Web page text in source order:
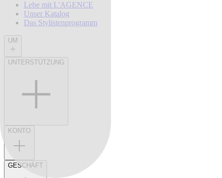
Lebe mit L'AGENCE
Unser Katalog
Das Stylistenprogramm
UM
UNTERSTÜTZUNG
KONTO
GESCHÄFT